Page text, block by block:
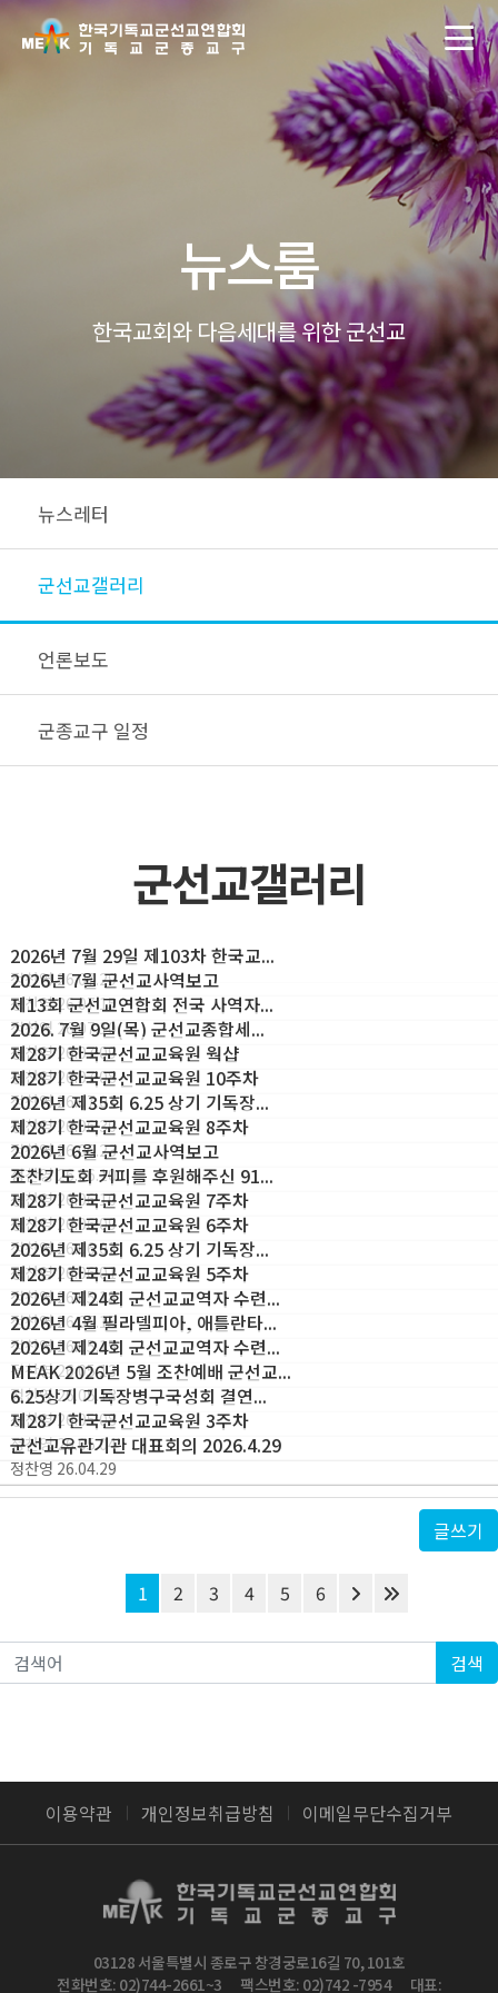
뉴스룸
한국교회와 다음세대를 위한 군선교
뉴스레터
군선교갤러리
언론보도
군종교구 일정
군선교갤러리
2026년 7월 29일 제103차 한국교...
정찬영26.07.29
2026년 7월 군선교사역보고
정찬영26.07.15
제13회 군선교연합회 전국 사역자...
정찬영 26.07.10
2026. 7월 9일(목) 군선교종합세...
정찬영26.07.09
제28기 한국군선교교육원 웍샵
정찬영26.07.08
제28기 한국군선교교육원 10주차
정찬영26.07.01
2026년 제35회 6.25 상기 기독장...
정찬영26.06.30
제28기 한국군선교교육원 8주차
정찬영26.06.23
2026년 6월 군선교사역보고
정찬영26.06.10
조찬기도회 커피를 후원해주신 91...
정찬영26.06.10
제28기 한국군선교교육원 7주차
정찬영26.06.09
제28기 한국군선교교육원 6주차
정찬영26.06.02
2026년 제35회 6.25 상기 기독장...
정찬영26.06.01
제28기 한국군선교교육원 5주차
정찬영26.05.18
2026년 제24회 군선교교역자 수련...
정찬영26.05.15
2026년 4월 필라델피아, 애틀란타...
정찬영26.05.15
2026년 제24회 군선교교역자 수련...
정찬영26.05.13
MEAK 2026년 5월 조찬예배 군선교...
정찬영26.05.13
6.25상기 기독장병구국성회 결연...
정찬영26.05.08
제28기 한국군선교교육원 3주차
정찬영26.05.04
군선교유관기관 대표회의 2026.4.29
정찬영 26.04.29
글쓰기
1 2 3 4 5 6
검색
이용약관 개인정보취급방침 이메일무단수집거부
03128 서울특별시 종로구 창경궁로16길 70, 101호
전화번호: 02)744-2661~3
팩스번호: 02)742 -7954 대표: